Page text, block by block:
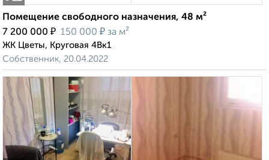
Помещение свободного назначения, 48 м²
7 200 000 ₽ 150 000 ₽ за м²
ЖК Цветы, Круговая 4Вк1
Собственник, 20.04.2022